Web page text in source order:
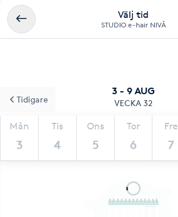
Välj tid
STUDIO e-hair NIVÅ
3 - 9 AUG
VECKA 32
Mån
3
Tis
4
Ons
5
Tor
6
Fre
7
Tidigare